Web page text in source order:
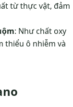
từ thực vật, đảm
: Như chất oxy
thiểu ô nhiễm và